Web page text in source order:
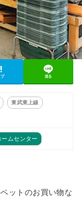
送る
東武東上線
ームセンター
ットのお買い物な